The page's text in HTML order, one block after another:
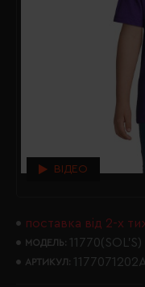
ВІДЕО
поставка від 2-х
МОДЕЛЬ: 11770(SOL’S)
АРТИКУЛ: 1177071202A